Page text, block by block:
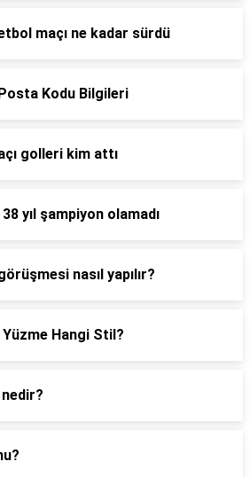
maçı ne kadar sürdü
Kodu Bilgileri
golleri kim attı
yıl şampiyon olamadı
nasıl yapılır?
Yüzme Hangi Stil?